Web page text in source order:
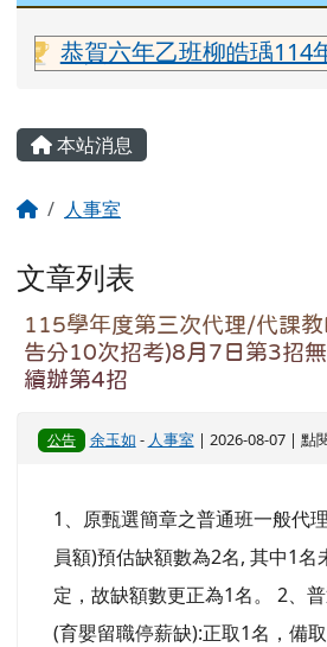
賀六年乙班柳皓瑀114年度
主內容區域
本站消息
回首頁人事室
文章列表
115學年度第三次代理/代課
告分10次招考)8月7日第3招
續辦第4招
公告 余玉如 - 人事室 | 2026-08-07 | 點
1、原甄選簡章之普通班一般代
員額)預估缺額數為2名, 其中1
定，故缺額數更正為1名。 2、
(育嬰留職停薪缺):正取1名，備